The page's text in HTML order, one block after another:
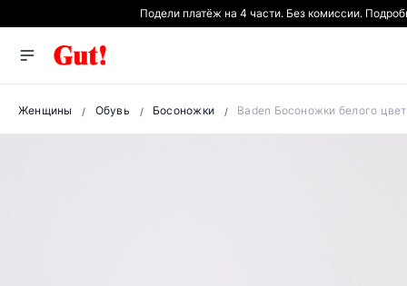
Подели платёж на 4 части. Без комиссии.
Женщины Обувь Босоножки Baden Босоножки белого